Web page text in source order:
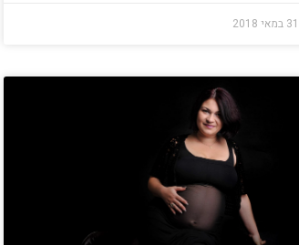
31 במאי 2018